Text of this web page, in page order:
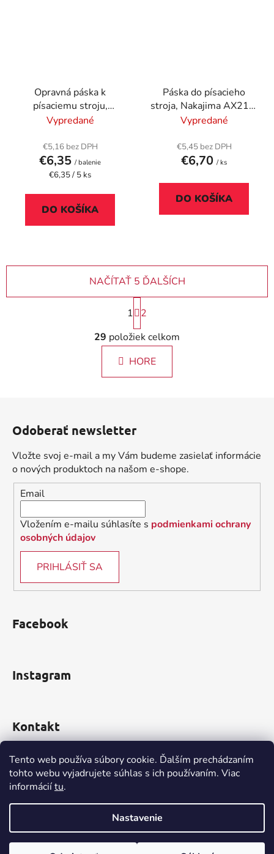
Tento web používa súbory cookie. Ďalším prechádzaním
tohto webu vyjadrujete súhlas s ich používaním. Viac
informáciítu.
Nastavenie
Opravná páska k
písaciemu stroju,
Olivetti ETP5,
TECHNOLOGY GR 169
Vypredané
€5,16 bez DPH
€6,35 / balenie
Jednotková
€6,35 / 5 ks
DO KOŠÍKA
Páska do písacieho
stroja, Nakajima AX210,
VICTORIA
186C, čierna
Vypredané
€5,45 bez DPH
€6,70 / ks
DO KOŠÍKA
O
v
l
á
d
e
p
r
v
k
y
v
ý
NAČÍTAŤ 5 ĎALŠÍCH
S
t
r
á
n
k
e
1
2
29 položiek celkom
HORE
Odoberať newsletter
Vložte svoj e-mail a my Vám budeme zasielať informácie
o nových produktoch na našom e-shope.
Email
Vložením e-mailu súhlasíte s podmienkami ochrany
osobných údajov
PRIHLÁSIŤ SA
Facebook
Instagram
Kontakt
obchod@incomp.sk
0910 999 552
Vytvoril Shoptet